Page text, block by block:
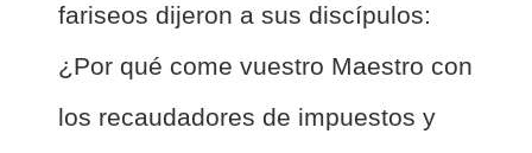
fariseos dijeron a sus discípulos:
¿Por qué come vuestro Maestro con
los recaudadores de impuestos y